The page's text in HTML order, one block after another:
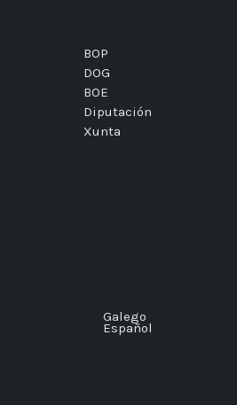
BOP
DOG
BOE
Diputación
Xunta
Galego
Español